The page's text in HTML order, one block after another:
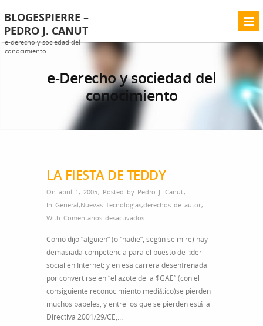
BLOGESPIERRE –
PEDRO J. CANUT
e-derecho y sociedad del
conocimiento
e-Derecho y sociedad del
conocimiento
LA FIESTA DE TEDDY
On abril 1, 2005, Posted by Pedro J. Canut,
In General,Nuevas Tecnologías,derechos de autor,
With Comentarios desactivadosen
FIESTA
DE
TEDDY
Como dijo “alguien” (o “nadie”, según se mire) hay
demasiada competencia para el puesto de líder
social en Internet; y en esa carrera desenfrenada
por convertirse en “el azote de la $GAE” (con el
consiguiente reconocimiento mediático)se pierden
muchos papeles, y entre los que se pierden está la
Directiva 2001/29/CE,…